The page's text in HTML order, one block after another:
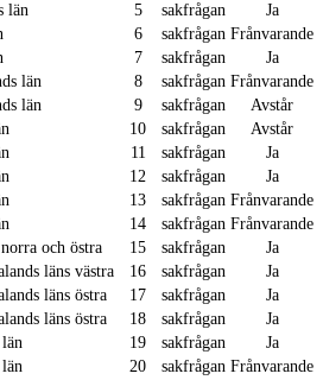
län 5 sakfrågan
Ja
6 sakfrågan Frånvarande
7 sakfrågan
Ja
län 8 sakfrågan Frånvarande
län 9 sakfrågan
Avstår
10 sakfrågan
Avstår
11 sakfrågan
Ja
12 sakfrågan
Ja
13 sakfrågan Frånvarande
14 sakfrågan Frånvarande
och östra 15 sakfrågan
Ja
läns västra 16 sakfrågan
Ja
läns östra 17 sakfrågan
Ja
läns östra 18 sakfrågan
Ja
19 sakfrågan
Ja
20 sakfrågan Frånvarande